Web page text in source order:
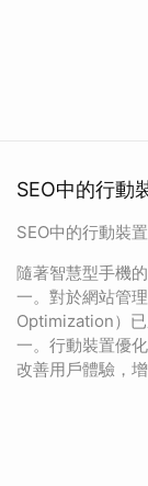
SEO中的行動
SEO中的行動裝
隨著智慧型手機
一。對於網站管
Optimization）
一。行動裝置優
改善用戶體驗，